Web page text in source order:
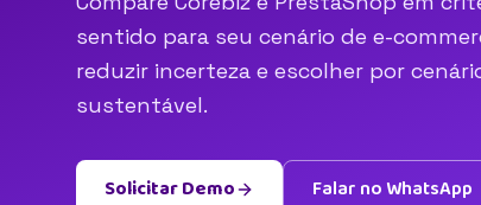
sentido para seu cenário de e-
reduzir incerteza e escolher por
sustentável.
Solicitar Demo Falar no WhatsApp